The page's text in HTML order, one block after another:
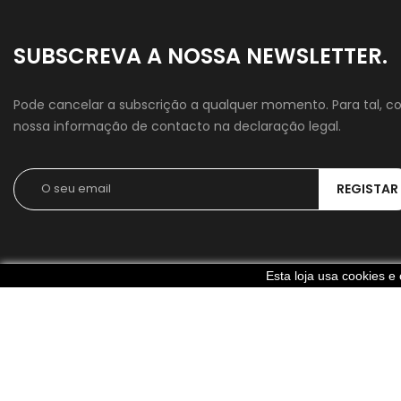
SUBSCREVA A NOSSA NEWSLETTER.
Pode cancelar a subscrição a qualquer momento. Para tal,
nossa informação de contacto na declaração legal.
Esta loja usa cookies